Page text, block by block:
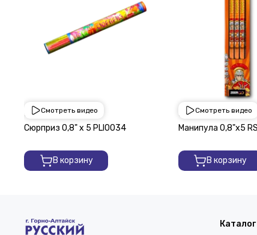
Смотреть видео
650 ₽
Сюрприз 0,8" х 5 PLI0034
В корзину
Смотреть видео
650 ₽
Манипула 0,8"х5
В корзину
Каталог